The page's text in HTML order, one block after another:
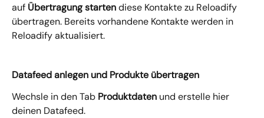
auf Übertragung starten diese Kontakte zu Reloadify
übertragen. Bereits vorhandene Kontakte werden in
Reloadify aktualisiert.
Datafeed anlegen und Produkte übertragen
Wechsle in den Tab Produktdaten und erstelle hier
deinen Datafeed.